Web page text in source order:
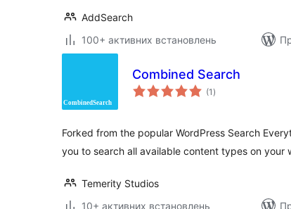
AddSearch
100+ активних встановлень
Combined Search
(1 загальний
рейтинг
)
Forked from the popular WordPress Search
you to search all available content types on your
Temerity Studios
10+ активних встановлень